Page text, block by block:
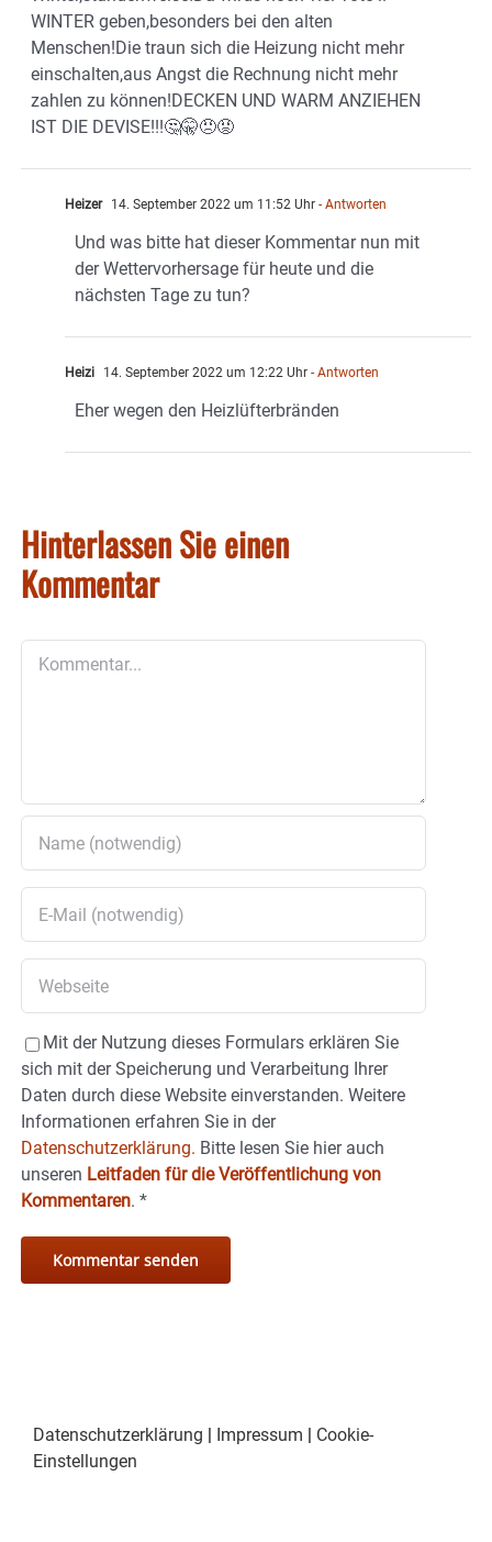
WINTER geben,besonders bei den alten
Menschen!Die traun sich die Heizung nicht mehr
einschalten,aus Angst die Rechnung nicht mehr
zahlen zu können!DECKEN UND WARM ANZIEHEN
IST DIE DEVISE!!!🤔🤫😠😡
Heizer 14. September 2022 um 11:52 Uhr - Antworten
Und was bitte hat dieser Kommentar nun mit
der Wettervorhersage für heute und die
nächsten Tage zu tun?
Heizi 14. September 2022 um 12:22 Uhr - Antworten
Eher wegen den Heizlüfterbränden
Hinterlassen Sie einen
Kommentar
Mit der Nutzung dieses Formulars erklären Sie
sich mit der Speicherung und Verarbeitung Ihrer
Daten durch diese Website einverstanden. Weitere
Informationen erfahren Sie in der
Datenschutzerklärung. Bitte lesen Sie hier auch
unseren Leitfaden für die Veröffentlichung von
Kommentaren. *
Datenschutzerklärung Impressum
Cookie-
Einstellungen